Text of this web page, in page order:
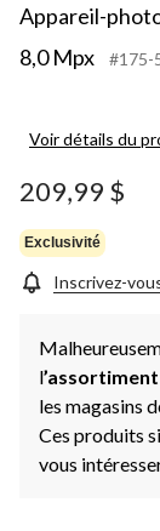
Appareil-
8,0 Mpx
#175-
Voir détails du
209,99 $
Exclusivité
Inscrivez-
l’assortiment
les magasins
Ces produits
vous